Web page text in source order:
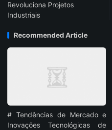
Revoluciona Projetos
Industriais
Recommended Article
# Tendências de Mercado e
Inovações Tecnológicas de